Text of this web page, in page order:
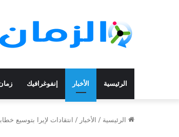
الرئيسية الأخبار إنفوغرافيك
الرئيسية / الأخبار / انتقادات لإيرا بتوسيع